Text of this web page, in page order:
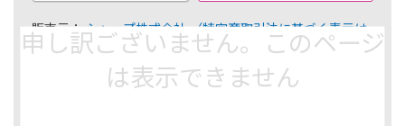
販売元： シャープ株式会社
（特定商取引法に基づく表示は
こちら）
￥31,020
申し訳ございません。このページ
は表示できません